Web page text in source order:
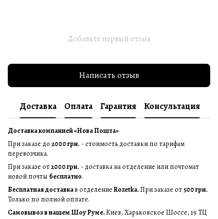
Добавьте первый отзыв
Написать отзыв
Доставка Оплата Гарантия Консультация
Доставка компанией «Нова Пошта»
При заказе до 2000 грн. - стоимость доставки по тарифам
перевозчика.
При заказе от2000 грн. - доставка на отделение или почтомат
новой почты бесплатно.
Бесплатная доставкав отделение Rozetka.При заказе от 500 грн.
Только по полной оплате.
Самовывоз в нашем Шоу Руме.Киев, Харьковское Шоссе, 19 ТЦ